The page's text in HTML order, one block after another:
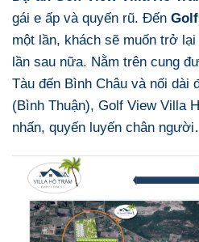
gái e ấp và quyến rũ. Đến
một lần, khách sẽ muốn trở
lần sau nữa. Nằm trên cung
Tàu đến Bình Châu và nối dài
(Bình Thuận), Golf View Villa
nhấn, quyến luyến chân